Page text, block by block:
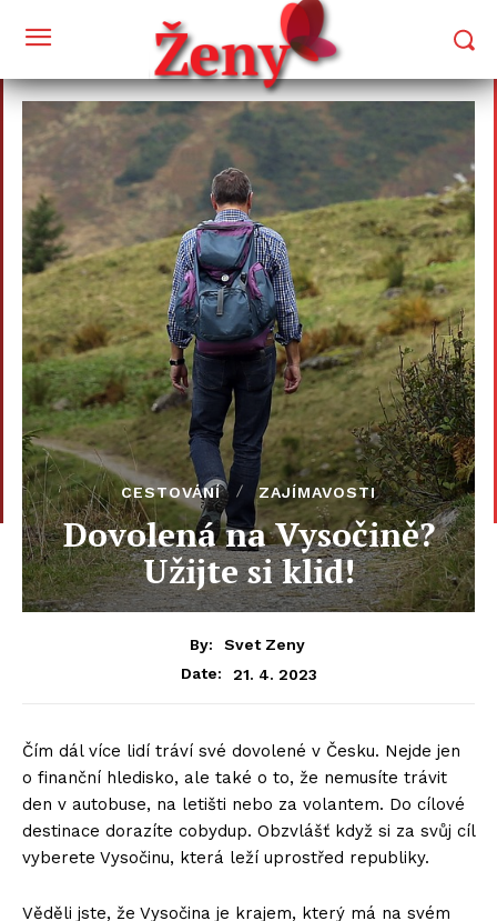
CESTOVÁNÍ ZAJÍMAVOSTI
Dovolená na Vysočině?
Užijte si klid!
By:
Svet Zeny
Date:
21. 4. 2023
Čím dál více lidí tráví své dovolené v Česku. Nejde jen
o finanční hledisko, ale také o to, že nemusíte trávit
den v autobuse, na letišti nebo za volantem. Do cílové
destinace dorazíte cobydup. Obzvlášť když si za svůj cíl
vyberete Vysočinu, která leží uprostřed republiky.
Věděli jste, že Vysočina je krajem, který má na svém